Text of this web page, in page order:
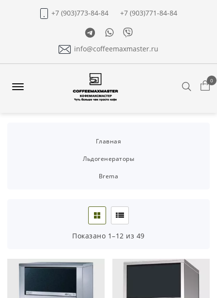
+7 (903)773-84-84
+7 (903)771-84-84
TelegramWhatsapp
Viber
info@coffeemaxmaster.ru
0
Главная
Льдогенераторы
Brema
Показано 1–12 из 49